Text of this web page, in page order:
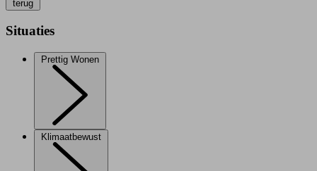
terug
Situaties
Prettig Wonen
Klimaatbewust